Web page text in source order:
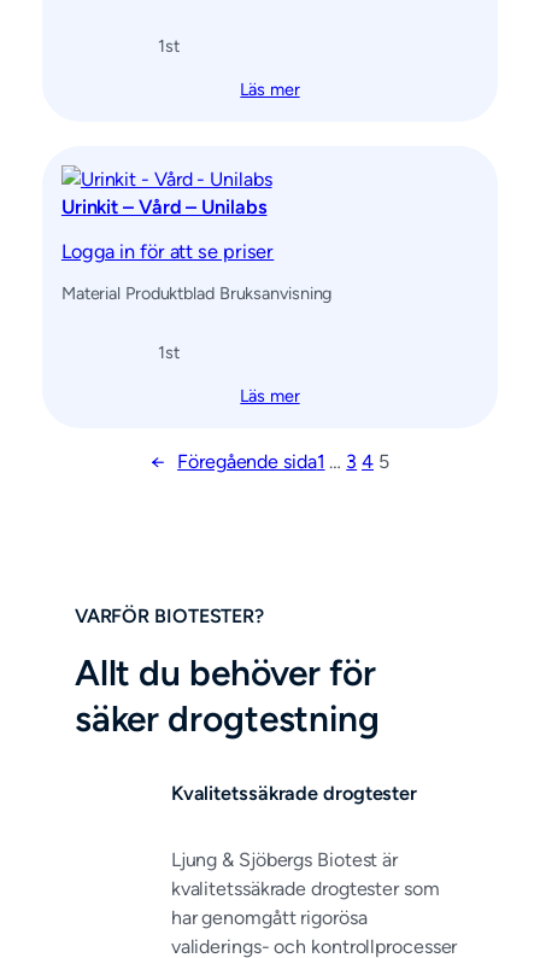
1st
Läs mer
Urinkit – Vård – Unilabs
Logga in för att se priser
Material Produktblad Bruksanvisning
1st
Läs mer
← Föregående sida1 … 3 4 5
VARFÖR BIOTESTER?
Allt du behöver för
säker drogtestning
Kvalitetssäkrade drogtester
Ljung & Sjöbergs Biotest är
kvalitetssäkrade drogtester som
har genomgått rigorösa
validerings- och kontrollprocesser